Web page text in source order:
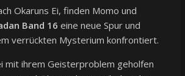
Okaruns Ei, finden Momo und
Band 16 eine neue Spur und
verrückten Mysterium konfrontiert.
mit ihrem Geisterproblem geholfen